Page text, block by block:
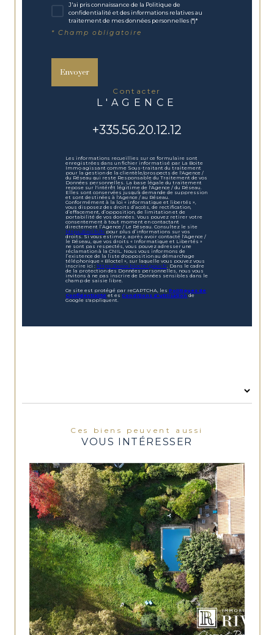
J'ai pris connaissance de la Politique de
confidentialité et des informations relatives au
traitement de mes données personnelles (*)*
* Champ obligatoire
Envoyer
contacter
L'AGENCE
+335.56.20.12.12
Les informations recueillies sur ce formulaire sont
enregistrées dans un fichier informatisé par La Boite
Immo agissant comme Sous-traitant du traitement
pour la gestion de la clientèle/prospects de l'Agence /
du Réseau qui reste Responsable du Traitement de vos
Données personnelles. La base légale du traitement
repose sur l'intérêt légitime de l'Agence / du Réseau.
Elles sont conservées jusqu'à demande de suppression
et sont destinées à l'Agence / au Réseau.
Conformément à la loi « informatique et libertés »,
vous disposez des droits d’accès, de rectification,
d’effacement, d’opposition, de limitation et de
portabilité de vos données. Vous pouvez retirer votre
consentement à tout moment en contactant
directement l’Agence / Le Réseau. Consultez le site
https://cnil.fr/fr pour plus d’informations sur vos
droits. Si vous estimez, après avoir contacté l'Agence /
le Réseau, que vos droits « Informatique et Libertés »
ne sont pas respectés, vous pouvez adresser une
réclamation à la CNIL. Nous vous informons de
l’existence de la liste d'opposition au démarchage
téléphonique « Bloctel », sur laquelle vous pouvez vous
inscrire ici : https://www.bloctel.gouv.fr . Dans le cadre
de la protection des Données personnelles, nous vous
invitons à ne pas inscrire de Données sensibles dans le
champ de saisie libre.
Ce site est protégé par reCAPTCHA, lesPolitiques de
Confidentialité et esConditions d'utilisationde
Google s'appliquent.
Ces biens peuvent aussi
VOUS INTÉRESSER